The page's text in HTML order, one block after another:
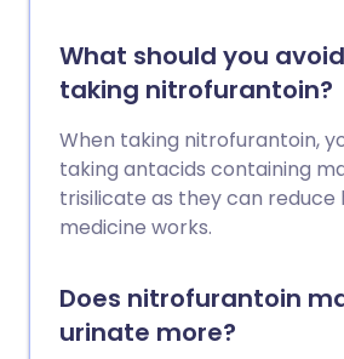
What should you
taking nitrofurantoin?
When taking nitrofurantoin,
taking antacids containing
trisilicate as they can reduce
medicine works.
Does nitrofurantoin
urinate more?